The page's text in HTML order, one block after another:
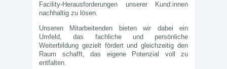
Facility‑Herausforderungen unserer Kund:innen
nachhaltig zu lösen.
Unseren Mitarbeitenden bieten wir dabei ein
Umfeld, das fachliche und persönliche
Weiterbildung gezielt fördert und gleichzeitig den
Raum schafft, das eigene Potenzial voll zu
entfalten.